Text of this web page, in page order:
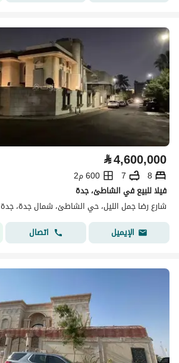
⃁4,600,000
8
7
600 م2
فيلا للبيع في الشاطئ، جدة
شارع رضا جمل الليل، حي الشاطئ، شمال جدة، جدة
الإيميل
اتصال